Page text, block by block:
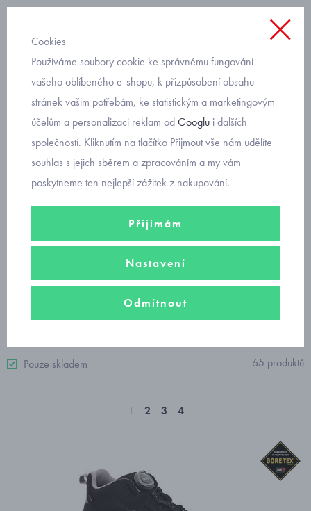
nízké GORE-TEX
chlapecké gore-tex boty
Značkové chlapeckébotasky s gore-tex membránou
každého počasí. Kvalitní obuv, která chrání děti před vlhkostí i deštěm
Seřadit podle
Nejprodávanější
Pouze skladem 65 produktů
1 2 3 4
Cookies
Používáme soubory cookie ke správnému fungování
vašeho oblíbeného e-shopu, k přizpůsobení obsahu
stránek vašim potřebám, ke statistickým a marketingovým
účelům a personalizaci reklam odGooglu i dalších
společností. Kliknutím na tlačítko Přijmout vše nám udělíte
souhlas s jejich sběrem a zpracováním a my vám
poskytneme ten nejlepší zážitek z nakupování.
Přijímám
Nastavení
Odmítnout